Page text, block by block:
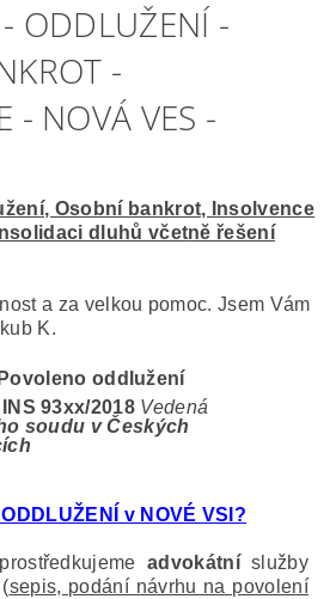
- ODDLUŽENÍ -
-
- NOVÁ VES -
Osobní bankrot, Insolvence
dluhů včetně řešení
a za velkou pomoc. Jsem Vám
K.
Povoleno oddlužení
93xx/2018 Vedená
soudu v Českých
v NOVÉ VSI?
advokátníslužby
sepis, podání návrhu na povolení